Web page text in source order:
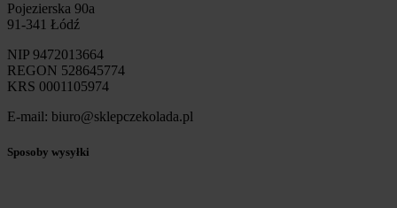
Pojezierska 90a
91-341 Łódź
NIP 9472013664
REGON 528645774
KRS 0001105974
E-mail: biuro@sklepczekolada.pl
Sposoby wysyłki